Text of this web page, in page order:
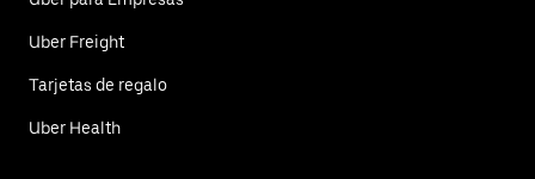
Uber Freight
Tarjetas de regalo
Uber Health